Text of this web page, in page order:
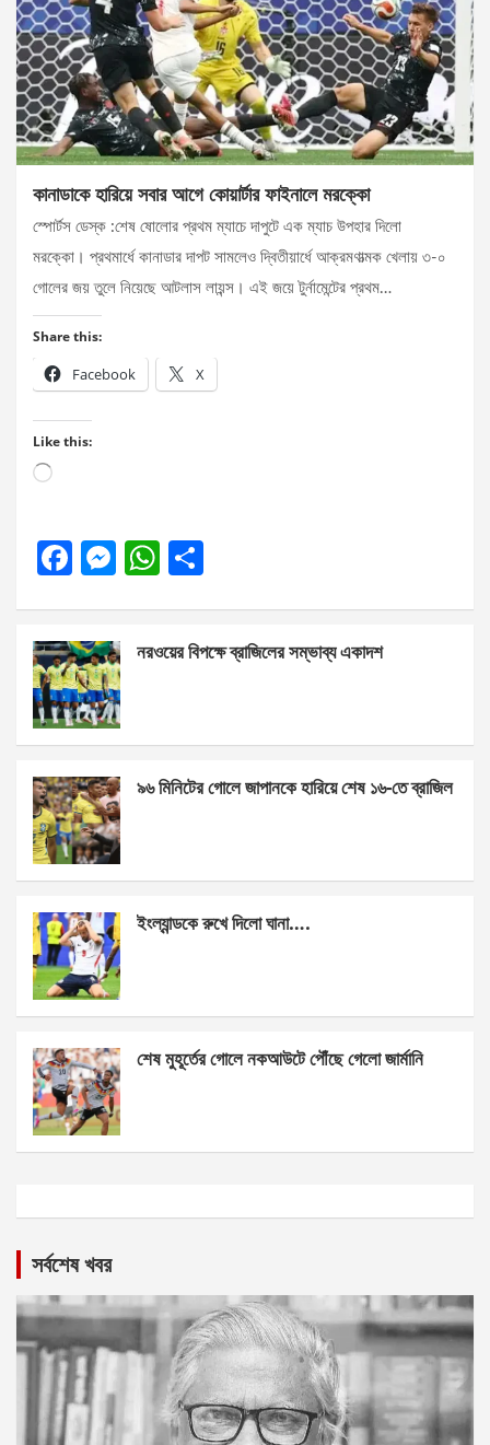
কানাডাকে হারিয়ে সবার আগে কোয়ার্টার ফাইনালে মরক্কো
স্পোর্টস ডেস্ক :শেষ ষোলোর প্রথম ম্যাচে দাপুটে এক ম্যাচ উপহার দিলো
মরক্কো। প্রথমার্ধে কানাডার দাপট সামলেও দ্বিতীয়ার্ধে আক্রমণাত্মক খেলায় ৩-০
গোলের জয় তুলে নিয়েছে আটলাস লায়ন্স। এই জয়ে টুর্নামেন্টের প্রথম…
Share this:
Facebook X
Like this:
Loading…
F
b
o
o
k
M
n
g
er
W
s
p
e
নরওয়ের বিপক্ষে ব্রাজিলের সম্ভাব্য একাদশ
৯৬ মিনিটের গোলে জাপানকে হারিয়ে শেষ ১৬-তে ব্রাজিল
ইংল্যান্ডকে রুখে দিলো ঘানা….
শেষ মুহূর্তের গোলে নকআউটে পৌঁছে গেলো জার্মানি
সর্বশেষ খবর